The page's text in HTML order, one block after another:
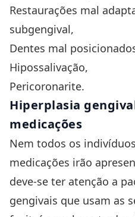
Restaurações mal
subgengival,
Dentes mal
Hipossalivação,
Pericoronarite.
Hiperplasia
medicações
Nem todos os
medicações irão
deve-se ter atenção a
gengivais que usam as